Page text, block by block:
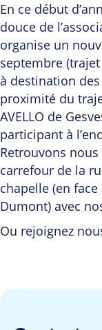
En ce début
douce de
organise un
septembre
à destination
proximité du
AVELLO de
participant à
Retrouvons
carrefour de la
chapelle (en
Dumont) avec
Ou rejoignez